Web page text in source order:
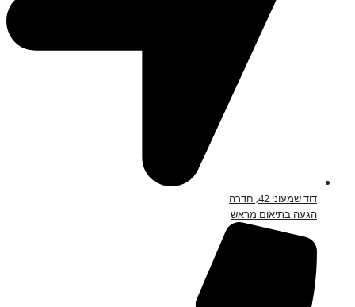
דוד שמעוני 42, חדרה
הגעה בתיאום מראש